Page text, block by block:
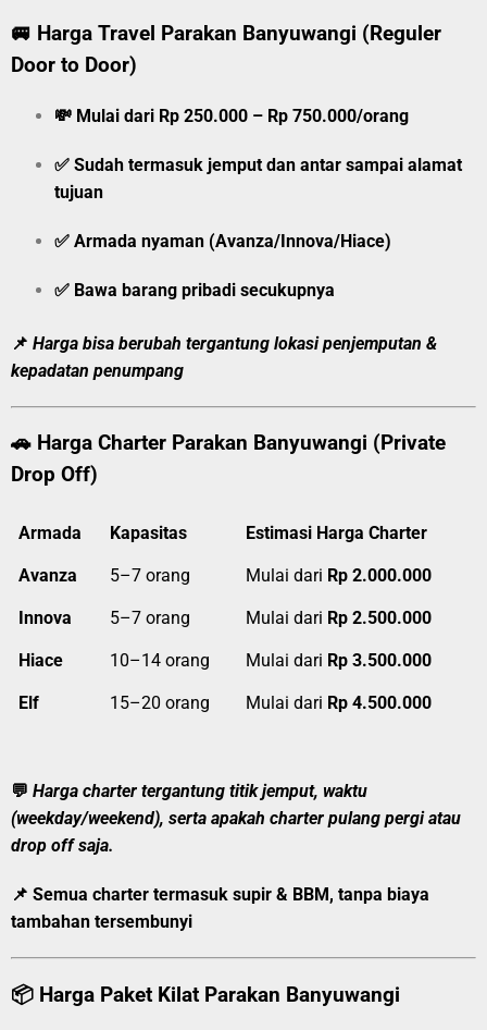
🚐 Harga Travel Parakan Banyuwangi (Reguler
Door to Door)
💸 Mulai dari Rp 250.000 – Rp 750.000/orang
✅ Sudah termasuk jemput dan antar sampai alamat
tujuan
✅ Armada nyaman (Avanza/Innova/Hiace)
✅ Bawa barang pribadi secukupnya
📌 Harga bisa berubah tergantung lokasi penjemputan &
kepadatan penumpang
🚗 Harga Charter Parakan Banyuwangi (Private
Drop Off)
Armada Kapasitas Estimasi Harga Charter
Avanza 5–7 orang Mulai dari Rp 2.000.000
Innova 5–7 orang Mulai dari Rp 2.500.000
Hiace 10–14 orang Mulai dari Rp 3.500.000
Elf 15–20 orang Mulai dari Rp 4.500.000
💬 Harga charter tergantung titik jemput, waktu
(weekday/weekend), serta apakah charter pulang pergi atau
drop off saja.
📌 Semua charter termasuk supir & BBM, tanpa biaya
tambahan tersembunyi
📦 Harga Paket Kilat Parakan Banyuwangi